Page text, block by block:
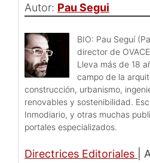
Autor: Pau Segui
BIO: Pau Seguí
director de
Lleva más de 18
campo de la
construcción, urbanismo,
renovables y sostenibilidad.
Inmodiario, y otras muchas
portales especializados.
Directrices Editoriales